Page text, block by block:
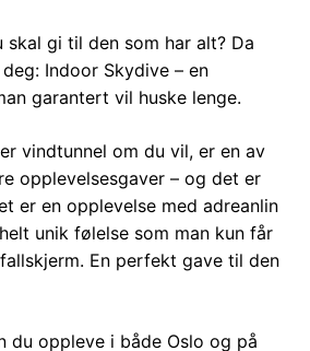
skal gi til den som har alt? Da
Indoor Skydive – en
garantert vil huske lenge.
vindtunnel om du vil, er en av
opplevelsesgaver – og det er
er en opplevelse med adreanlin
unik følelse som man kun får
En perfekt gave til den
du oppleve i både Oslo og på